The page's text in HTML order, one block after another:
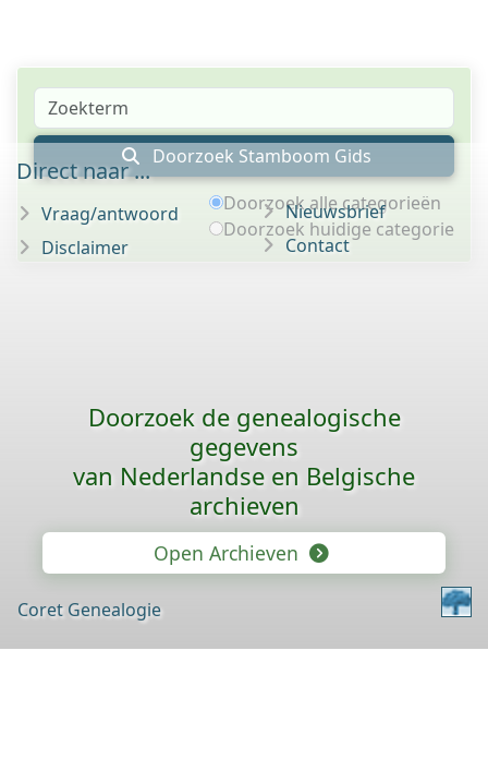
Doorzoek Stamboom Gids
Doorzoek alle categorieën
Doorzoek huidige categorie
Direct naar ...
Vraag/antwoord
Disclaimer
Nieuwsbrief
Contact
Doorzoek de genealogische
gegevens
van Nederlandse en Belgische
archieven
Open Archieven
Coret Genealogie